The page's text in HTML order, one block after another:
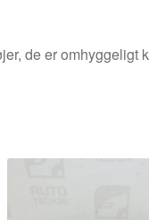
de er omhyggeligt